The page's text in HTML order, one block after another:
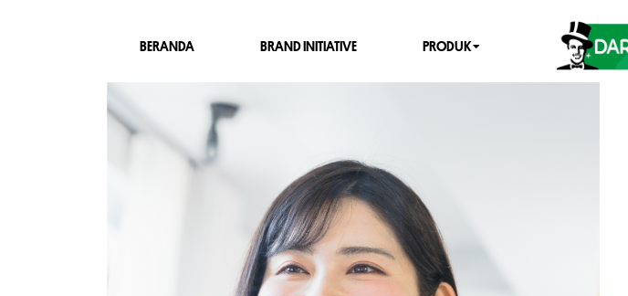
BERANDA BRAND INITIATIVE PRODUK